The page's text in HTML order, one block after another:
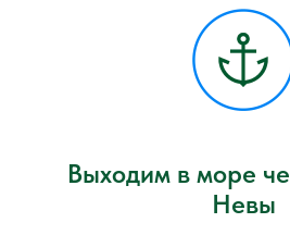
Выходим в море
Невы